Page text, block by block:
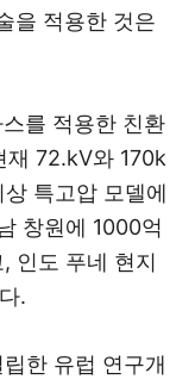
을 적용한 것은
를 적용한 친환
재 72.kV와 170k
특고압 모델에
창원에 1000억
인도 푸네 현지
.
한 유럽 연구개